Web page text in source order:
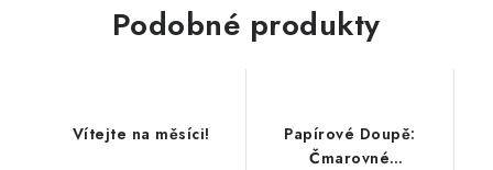
Podobné produkty
Vítejte na měsíci!
Papírové Doupě:
Čmarovné